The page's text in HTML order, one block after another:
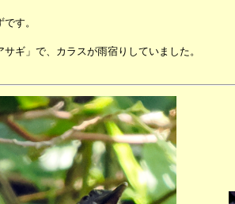
す。
ギ」で、カラスが雨宿りしていました。